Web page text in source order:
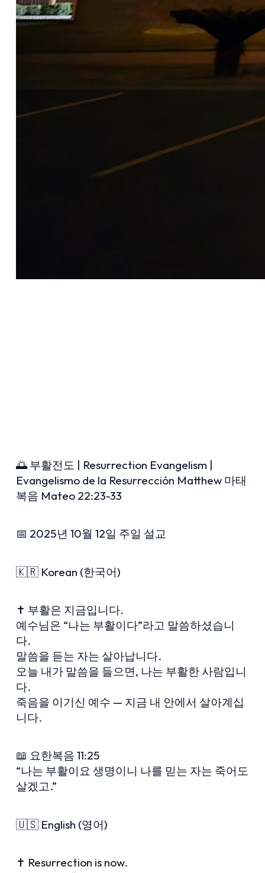
🌅 부활전도 | Resurrection Evangelism |
Evangelismo de la Resurrección Matthew 마태
복음 Mateo 22:23-33
📅 2025년 10월 12일 주일 설교
🇰🇷 Korean (한국어)
✝️ 부활은 지금입니다.
예수님은 “나는 부활이다”라고 말씀하셨습니
다.
말씀을 듣는 자는 살아납니다.
오늘 내가 말씀을 들으면, 나는 부활한 사람입니
다.
죽음을 이기신 예수 — 지금 내 안에서 살아계십
니다.
📖 요한복음 11:25
“나는 부활이요 생명이니 나를 믿는 자는 죽어도
살겠고.”
🇺🇸 English (영어)
✝️ Resurrection is now.